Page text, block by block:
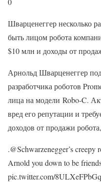
Шварценеггер несколько
быть лицом робота
$10 млн и доходы от
Арнольд Шварценеггер
разработчика роботов
лица на модели Robo-C.
вред его репутации и
доходов от продажи
.@Schwarzenegger’s
Arnold you down to be
pic.twitter.com/8ULXeFPbGq